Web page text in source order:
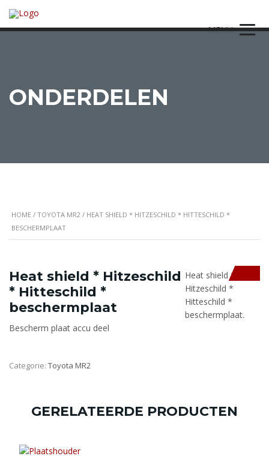
MENU
ONDERDELEN
HOME / TOYOTA MR2 / HEAT SHIELD * HITZESCHILD * HITTESCHILD *
BESCHERMPLAAT
Heat shield * Hitzeschild
* Hitteschild *
beschermplaat
Heat shield *
Hitzeschild *
Hitteschild *
beschermplaat.
Bescherm plaat accu deel
Categorie: Toyota MR2
GERELATEERDE PRODUCTEN